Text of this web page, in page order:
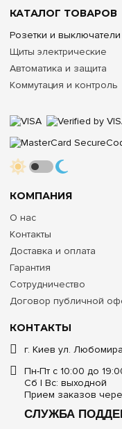
КОНТАКТЫ
г. Киев ул.
Пн-Пт с 10:00 до
Сб | Вс: выходной
Прием заказов
СЛУЖБА
КОМПАНИЯ
О нас
Контакты
Доставка и оплата
Гарантия
Сотрудничество
Договор публичной
КАТАЛОГ ТОВАРОВ
Розетки и выключатели
Щиты электрические
Автоматика и защита
Коммутация и контроль